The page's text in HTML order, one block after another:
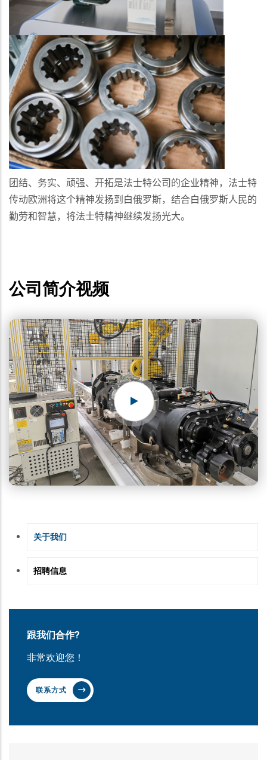
团结、务实、顽强、开拓是法士特公司的企业精神，法士特
传动欧洲将这个精神发扬到白俄罗斯，结合白俄罗斯人民的
勤劳和智慧，将法士特精神继续发扬光大。
公司简介视频
COMPANY
关于我们
招聘信息
跟我们合作?
非常欢迎您！
联系方式